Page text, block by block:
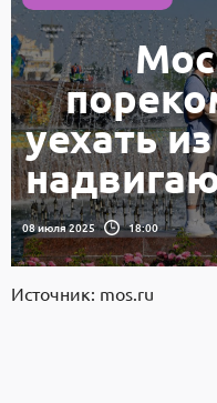
уехать
08 июля 2025 18:00
Источник: mos.ru